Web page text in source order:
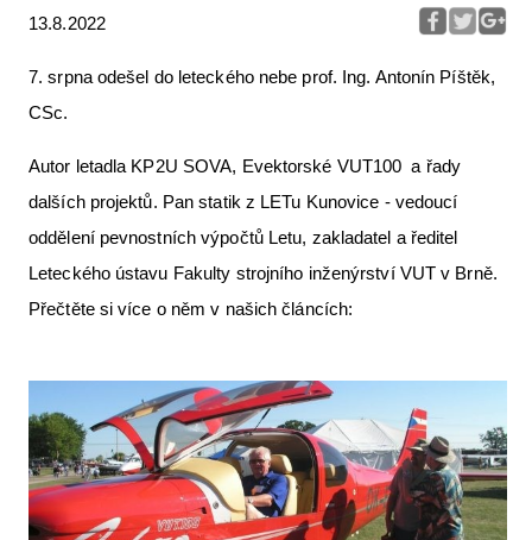
13.8.2022
7. srpna odešel do leteckého nebe prof. Ing. Antonín Píštěk,
CSc.
Autor letadla KP2U SOVA, Evektorské VUT100 a řady
dalších projektů. Pan statik z LETu Kunovice - vedoucí
oddělení pevnostních výpočtů Letu, zakladatel a ředitel
Leteckého ústavu Fakulty strojního inženýrství VUT v Brně.
Přečtěte si více o něm v našich článcích:
Pro piloty
Letecká videa
Letecká muzea
VFR Communication app
Nabídky práce v letectví
Inzerujte s námi
E-SHOP